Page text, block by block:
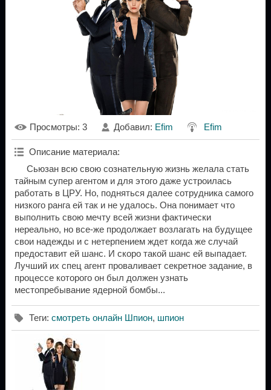
Просмотры: 3 Добавил: Efim Efim
Описание материала:
Сьюзан всю свою сознательную жизнь желала стать
тайным супер агентом и для этого даже устроилась
работать в ЦРУ. Но, подняться далее сотрудника самого
низкого ранга ей так и не удалось. Она понимает что
выполнить свою мечту всей жизни фактически
нереально, но все-же продолжает возлагать на будущее
свои надежды и с нетерпением ждет когда же случай
предоставит ей шанс. И скоро такой шанс ей выпадает.
Лучший их спец агент проваливает секретное задание, в
процессе которого он был должен узнать
местопребывание ядерной бомбы...
Теги: смотреть онлайн Шпион, шпион